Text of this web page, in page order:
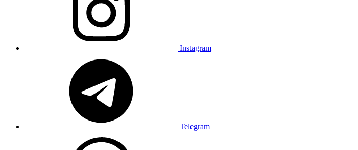
Instagram
Telegram